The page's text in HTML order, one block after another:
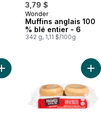
3,79 $
Sponsorisé
Wonder
Muffins anglais 100
% blé entier - 6
342 g, 1,11 $/100g
Ajouter Muffins anglais aux